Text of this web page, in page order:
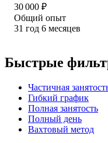
30 000 ₽
Общий опыт
31 год 6 месяцев
Быстрые
Частичная
Гибкий график
Полная занятость
Полный день
Вахтовый метод